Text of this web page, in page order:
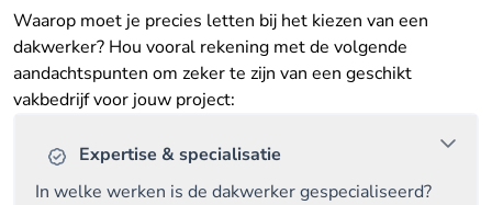
Waarop moet je precies letten bij het kiezen van een
dakwerker? Hou vooral rekening met de volgende
aandachtspunten om zeker te zijn van een geschikt
vakbedrijf voor jouw project:
Expertise & specialisatie
In welke werken is de dakwerker gespecialiseerd?